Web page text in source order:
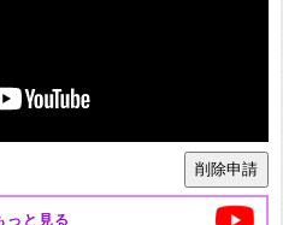
っと見る